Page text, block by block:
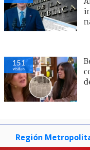
151
visitas
Región